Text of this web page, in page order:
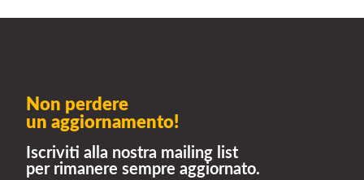
Non perdere
un aggiornamento!
Iscriviti alla nostra mailing list
per rimanere sempre aggiornato.